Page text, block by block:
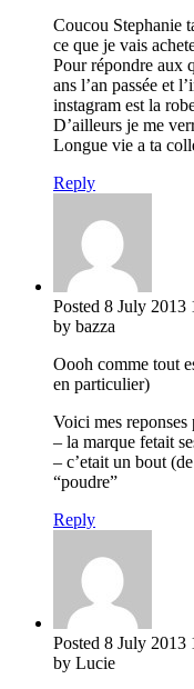
Coucou Stephanie
ce que je vais
Pour répondre aux
ans l’an passée et
instagram est la
D’ailleurs je me
Longue vie a ta
Reply
Posted 8 July 2013
by bazza
Oooh comme tout
en particulier)
Voici mes
– la marque fetait
– c’etait un bout
“poudre”
Reply
Posted 8 July 2013
by Lucie